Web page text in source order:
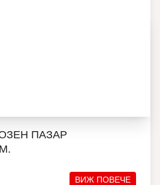
ПАЗАР
ВИЖ ПОВЕЧЕ